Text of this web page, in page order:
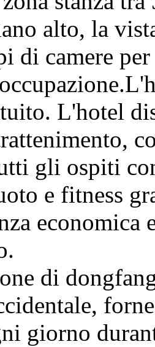
alto, la
di camere
L'hotel
gli ospiti
e fitness
economica
di
giorno